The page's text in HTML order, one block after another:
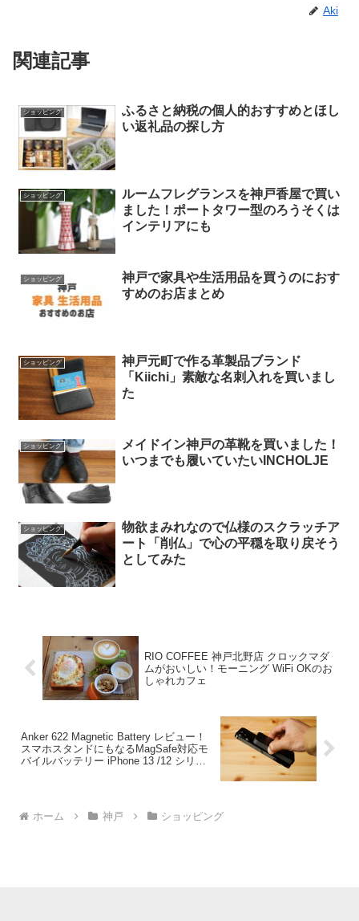
Aki
関連記事
ショッピング
ふるさと納税の個人的おすすめとほし
い返礼品の探し方
ショッピング
ルームフレグランスを神戸香屋で買い
ました！ポートタワー型のろうそくは
インテリアにも
ショッピング
神戸で家具や生活用品を買うのにおす
すめのお店まとめ
ショッピング
神戸元町で作る革製品ブランド
「Kiichi」素敵な名刺入れを買いまし
た
ショッピング
メイドイン神戸の革靴を買いました！
いつまでも履いていたいINCHOLJE
ショッピング
物欲まみれなので仏様のスクラッチア
ート「削仏」で心の平穏を取り戻そう
としてみた
RIO COFFEE 神戸北野店 クロックマダ
ムがおいしい！モーニング WiFi OKのお
しゃれカフェ
Anker 622 Magnetic Battery レビュー！
スマホスタンドにもなるMagSafe対応モ
バイルバッテリー iPhone 13 /12 シリー
ホーム 神戸 ショッピング